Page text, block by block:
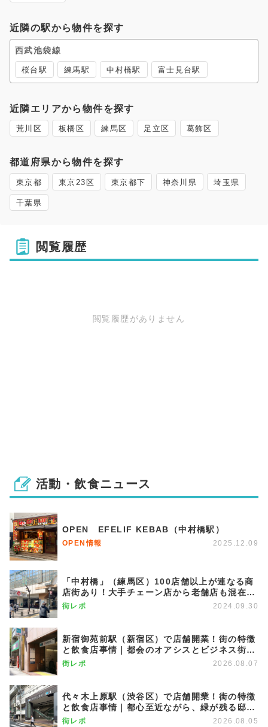
近隣の駅から物件を探す
西武池袋線
桜台駅 練馬駅 中村橋駅 富士見台駅
近隣エリアから物件を探す
荒川区 板橋区 練馬区 足立区 葛飾区
都道府県から物件を探す
東京都 東京23区 東京都下 神奈川県 埼玉県
千葉県
閲覧履歴
閲覧履歴がありません
活動・飲食ニュース
OPEN EFELIF KEBAB（中村橋駅）
OPEN情報 2025.12.09
「中村橋」（練馬区）100店舗以上が連なる商
店街あり！大手チェーン店から老舗店も混在す
る穴場エリア。
街レポ 2024.09.30
新宿御苑前駅（新宿区）で店舗開業！街の特徴
と飲食店事情｜都会のオアシスとビジネス街が
調和する優雅な街
街レポ 2026.08.07
代々木上原駅（渋谷区）で店舗開業！街の特徴
と飲食店事情｜都心至近ながら、緑が残る邸宅
エリア
街レポ 2026.08.05